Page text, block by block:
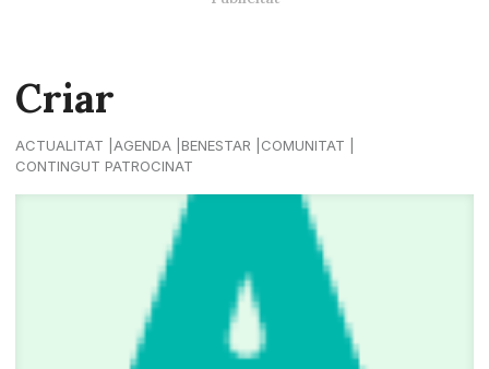
Criar
ACTUALITAT AGENDA BENESTAR
COMUNITAT
CONTINGUT PATROCINAT